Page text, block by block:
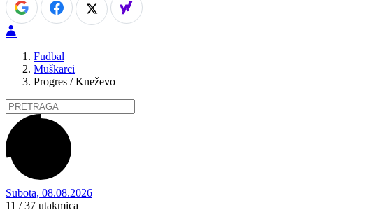
Fudbal
Muškarci
Progres / Kneževo
Subota, 08.08.2026
11 / 37 utakmica